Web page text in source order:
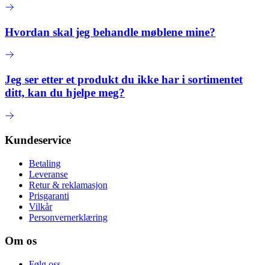
Hvordan skal jeg behandle møblene mine?
Jeg ser etter et produkt du ikke har i sortimentet
ditt, kan du hjelpe meg?
Kundeservice
Betaling
Leveranse
Retur & reklamasjon
Prisgaranti
Vilkår
Personvernerklæring
Om os